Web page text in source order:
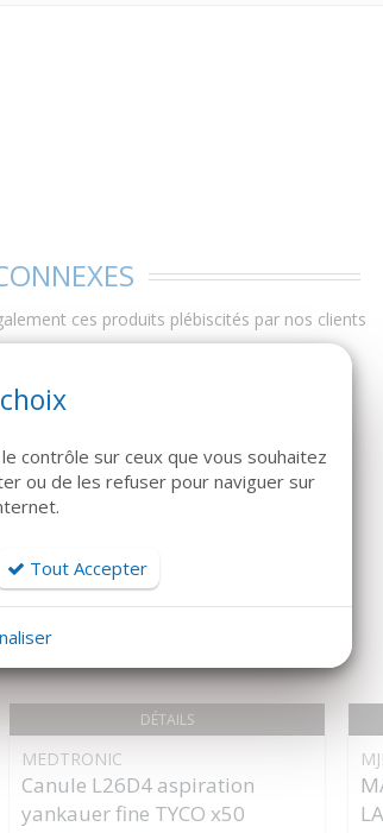
ces produits plébiscités par nos clients
DÉTAILS
MEDTRONIC
Canule L26D4 aspiration
yankauer fine TYCO x50
contrôle sur ceux que vous souhaitez
ou de les refuser pour naviguer sur
Tout Accepter